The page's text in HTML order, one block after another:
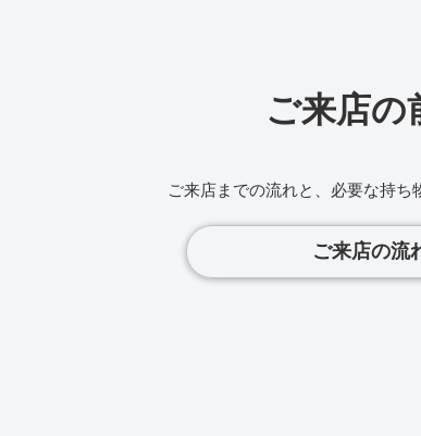
ご来店の
ご来店までの流れと、必要な持ち
ご来店の流